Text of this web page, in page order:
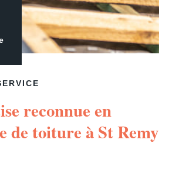
reconnue en
de toiture à St Remy